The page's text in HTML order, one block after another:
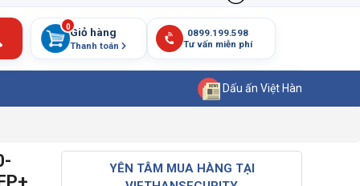
Giỏ hàng
Thanh toán
0
Dấu ấn Việt Hàn
YÊN TÂM MUA HÀNG TẠI